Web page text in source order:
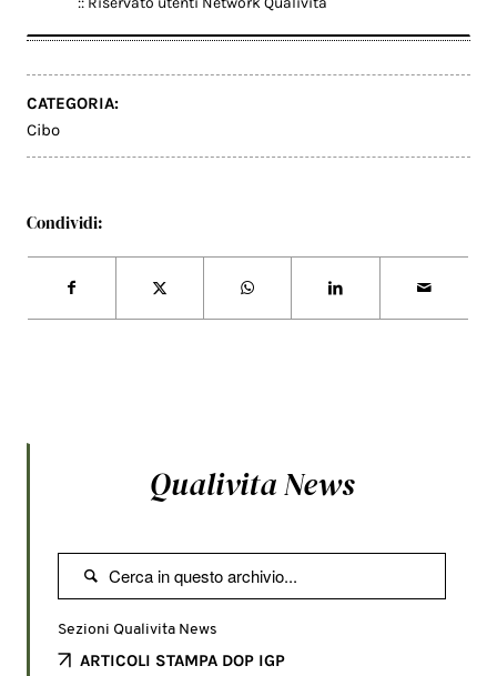
CATEGORIA:
Cibo
Condividi:
Qualivita News

Sezioni Qualivita News
ARTICOLI STAMPA DOP IGP